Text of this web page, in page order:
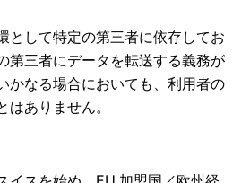
として特定の第三者に依存してお
第三者にデータを転送する義務が
かなる場合においても、利用者の
ありません。